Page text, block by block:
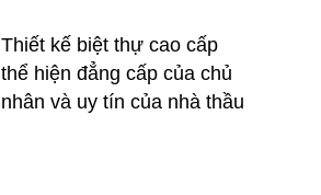
Thiết kế biệt thự cao cấp
thể hiện đẳng cấp của chủ
nhân và uy tín của nhà thầu